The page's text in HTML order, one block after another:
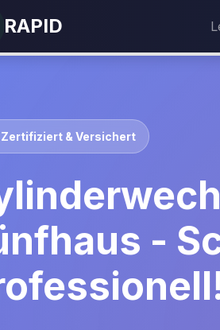
RAPID
Zertifiziert & Versichert
-